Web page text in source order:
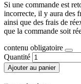
Si une commande est
incorrecte, il y aura des
ainsi que des frais de
que la commande soit
contenu obligatoire
Quantité
Ajouter au panier